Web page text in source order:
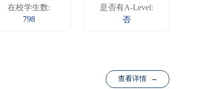
在校学生数:
798
是否有A-Level:
否
查看详情 →